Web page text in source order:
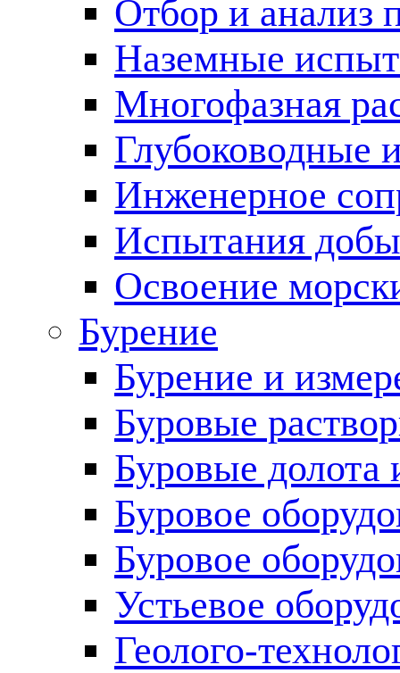
Отбор и анализ
Наземные
Многофазная
Глубоководные
Инженерное
Испытания
Освоение
Бурение
Бурение и
Буровые
Буровые долота
Буровое
Буровое
Устьевое
Геолого-